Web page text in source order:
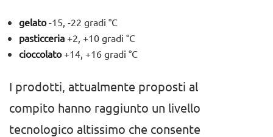
gelato-15, -22 gradi °C
pasticceria +2, +10 gradi °C
cioccolato+14, +16 gradi °C
I prodotti, attualmente proposti al
compito hanno raggiunto un livello
tecnologico altissimo che consente